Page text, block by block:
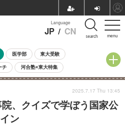
menu
Language
JP / CN search
医学部 東大受験
チ 河合塾×東大特集
中学受験 小学校受験
高校 過去問 人気記事
研究教材（中学生向け）
院、クイズで学ぼう国家公
ン
2025.7.17 Thu 13:45